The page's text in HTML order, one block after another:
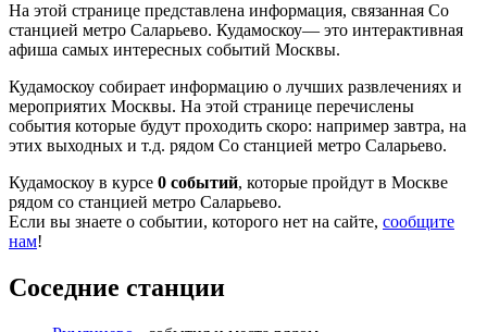
На этой странице представлена информация, связанная Со
станцией метро Саларьево. Кудамоскоу— это интерактивная
афиша самых интересных событий Москвы.
Кудамоскоу собирает информацию о лучших развлечениях и
мероприятих Москвы. На этой странице перечислены
события которые будут проходить скоро: например завтра, на
этих выходных и т.д. рядом Со станцией метро Саларьево.
Кудамоскоу в курсе 0 событий, которые пройдут в Москве
рядом со станцией метро Саларьево.
Если вы знаете о событии, которого нет на сайте, сообщите
нам!
Соседние станции